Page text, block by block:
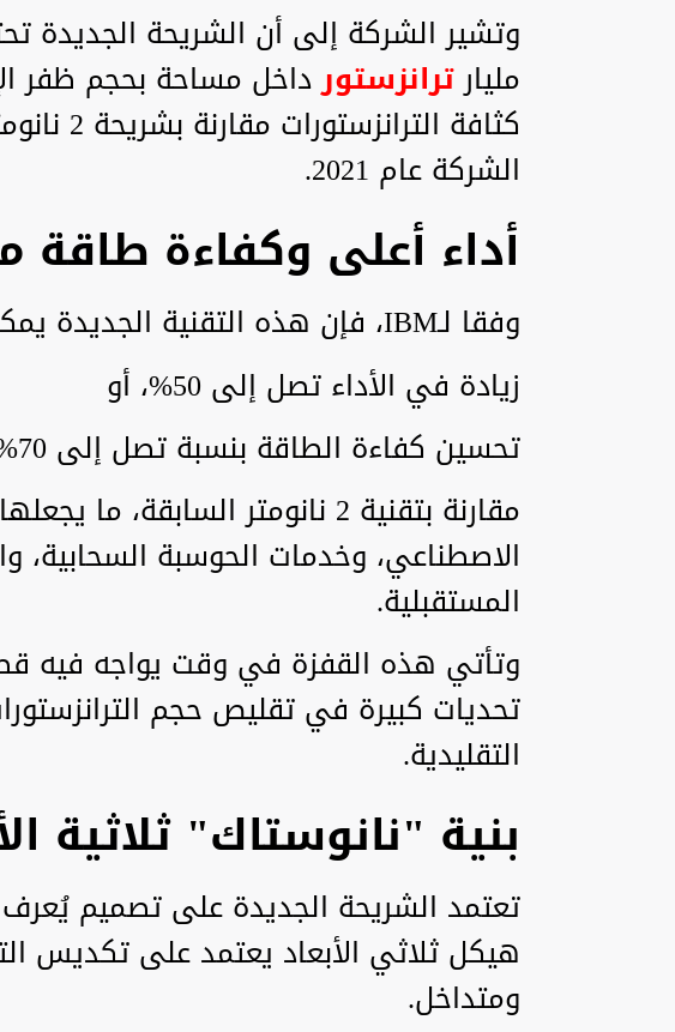
مليارترانزستورداخل مساحة بحجم ظفر
كثافة
الشركة عام 2021.
أداء أعلى وكفاءة طاقة
وفقا لـIBM، فإن هذه التقنية الجديدة يمكن أن توفر:
زيادة في الأداء تصل إلى 50%، أو
تحسين كفاءة الطاقة بنسبة تصل إلى 70%
مقارنة بتقنية 2 نانومتر
الاصطناعي، وخدمات الحوسبة السحابية،
المستقبلية.
وتأتي هذه القفزة في وقت يواجه فيه
تحديات كبيرة في تقليص حجم
التقليدية.
بنية "نانوستاك" ثلاثية
هيكل ثلاثي الأبعاد يعتمد على تكديس
ومتداخل.